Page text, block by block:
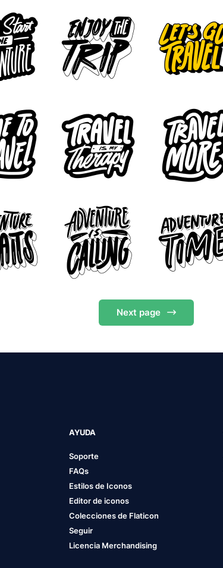
Next page
AYUDA
Soporte
FAQs
Estilos de Iconos
Editor de iconos
Colecciones de Flaticon
Seguir
Licencia Merchandising